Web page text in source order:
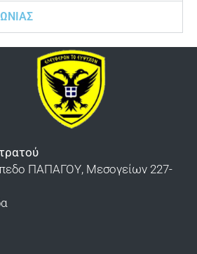
ΠΑΠΑΓΟΥ, Μεσογείων 227-